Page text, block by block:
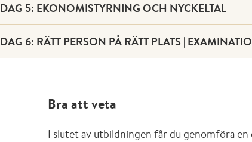
DAG 5: EKONOMISTYRNING OCH NYCKELTAL
DAG 6: RÄTT PERSON PÅ RÄTT PLATS |
Bra att veta
I slutet av utbildningen får du genomföra